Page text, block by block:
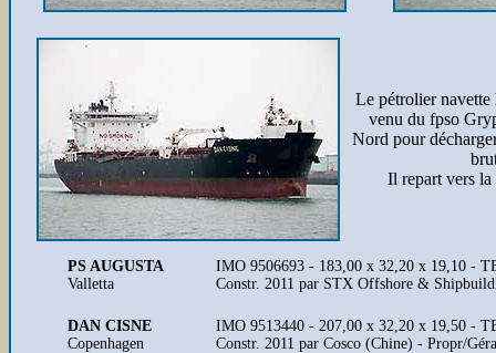
Le pétrolier navette
venu du fpso
Nord pour
Il repart vers
PS AUGUSTA
Valletta
IMO 9506693 - 183,00 x 32,20 x 19,10 -
Constr. 2011 par STX Offshore &
DAN CISNE
Copenhagen
IMO 9513440 - 207,00 x 32,20 x 19,50 -
Constr. 2011 par Cosco (Chine) - Propr/